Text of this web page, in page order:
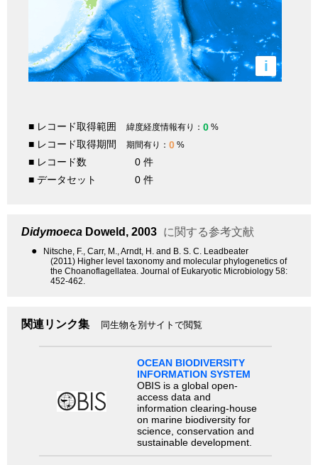
i
■ レコード取得範囲 緯度経度情報有り： 0 %
■ レコード取得期間 期間有り： 0 %
■ レコード数
0 件
■ データセット
0 件
Didymoeca Doweld, 2003 に関する参考文献
●
Nitsche, F., Carr, M., Arndt, H. and B. S. C. Leadbeater
(2011) Higher level taxonomy and molecular phylogenetics of
the Choanoflagellatea. Journal of Eukaryotic Microbiology 58:
452-462.
関連リンク集 同生物を別サイトで閲覧
OCEAN BIODIVERSITY
INFORMATION SYSTEM
OBIS is a global open-
access data and
information clearing-house
on marine biodiversity for
science, conservation and
sustainable development.